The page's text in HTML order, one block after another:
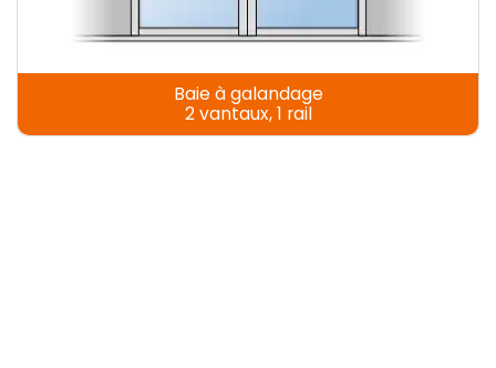
Baie à galandage
2 vantaux, 1 rail